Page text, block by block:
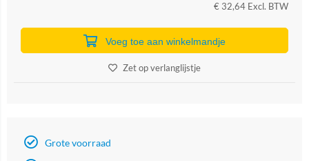
€ 32,64 Excl. BTW
Voeg toe aan winkelmandje
Zet op verlanglijstje
Grote voorraad